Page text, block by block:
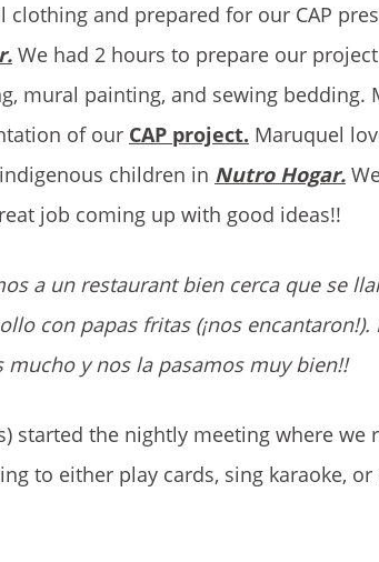
and prepared for our CAP
We had 2 hours to prepare our
mural painting, and sewing bedding.
of our CAP project. Maruquel
children in Nutro Hogar.
job coming up with good ideas!!
a un restaurant bien cerca que se
con papas fritas (¡nos
mucho y nos la pasamos muy bien!!
started the nightly meeting where we
to either play cards, sing karaoke,